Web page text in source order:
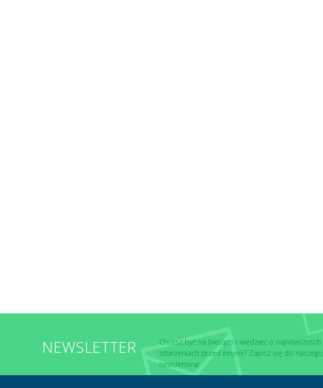
NEWSLETTER
Chcesz być na bieżąco i wiedzieć o najnowszysch
zdarzeniach przed innymi? Zapisz się do naszego
newslettera!